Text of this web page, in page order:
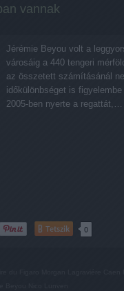
vannak
Jérémie Beyou volt a
városáig a 440 tengeri
az összetett számításánál
időkülönbséget is
2005-ben nyerte a regattát,…
Tetszik 0